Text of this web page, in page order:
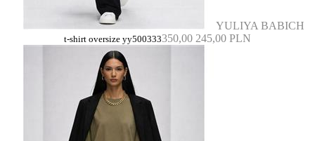
YULIYA BABICH
t-shirt oversize yy500333350,00 245,00 PLN